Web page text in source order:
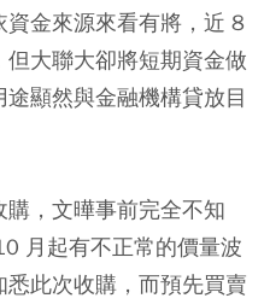
金來源來看有將，近 8
大聯大卻將短期資金做
顯然與金融機構貸放目
，文曄事前完全不知
月起有不正常的價量波
此次收購，而預先買賣